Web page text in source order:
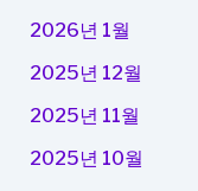
2026년 1월
2025년 12월
2025년 11월
2025년 10월